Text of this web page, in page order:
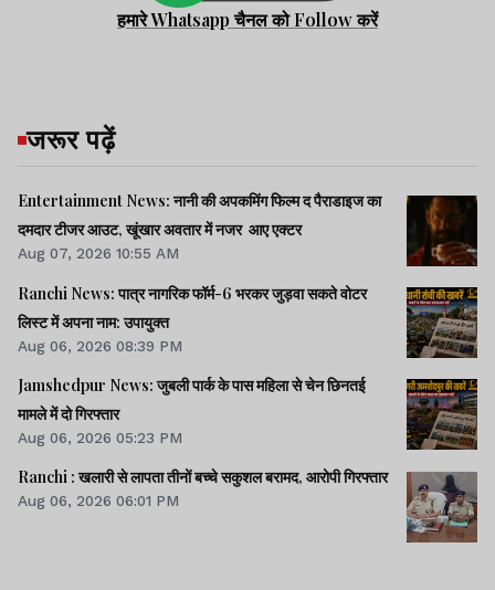
हमारे Whatsapp चैनल को Follow करें
जरूर पढ़ें
Entertainment News: नानी की अपकमिंग फिल्म द पैराडाइज का
दमदार टीजर आउट, खूंखार अवतार में नजर आए एक्टर
Aug 07, 2026 10:55 AM
Ranchi News: पात्र नागरिक फॉर्म-6 भरकर जुड़वा सकते वोटर
लिस्ट में अपना नाम: उपायुक्त
Aug 06, 2026 08:39 PM
Jamshedpur News: जुबली पार्क के पास महिला से चेन छिनतई
मामले में दो गिरफ्तार
Aug 06, 2026 05:23 PM
Ranchi : खलारी से लापता तीनों बच्चे सकुशल बरामद, आरोपी गिरफ्तार
Aug 06, 2026 06:01 PM